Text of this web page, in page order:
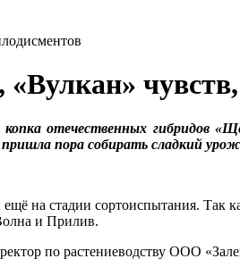
отечественных гибридов
пора собирать сладкий
на стадии сортоиспытания. Так
и Прилив.
по растениеводству ООО